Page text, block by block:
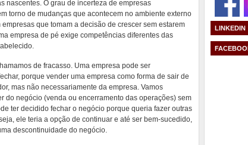
nascentes. O grau de incerteza de empresas
torno de mudanças que acontecem no ambiente externo
que tomam a decisão de crescer sem estarem
empresa de pé exige competências diferentes das
de fracasso. Uma empresa pode ser
porque vender uma empresa como forma de sair de
mas não necessariamente da empresa. Vamos
do negócio (venda ou encerramento das operações) sem
ter decidido fechar o negócio porque queria fazer outras
ele teria a opção de continuar e até ser bem-sucedido,
descontinuidade do negócio.
LINKEDIN